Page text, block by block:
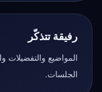
رفيقة تتذكّر
الجلسات.